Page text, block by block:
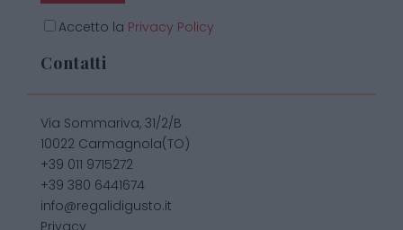
Accetto la Privacy Policy
Contatti
Via Sommariva, 31/2/B
10022 Carmagnola(TO)
+39 011 9715272
+39 380 6441674
info@regalidigusto.it